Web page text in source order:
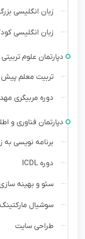
زبان انگلیسی
زبان انگلیسی
دپارتمان علوم تربیتی
تربیت معلم پیش
دوره مربیگری
دپارتمان فناوری و
برنامه نویسی به
دوره ICDL
سئو و بهینه
سوشیال مارکتینگ
طراحی سایت